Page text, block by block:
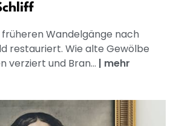
früheren Wandelgänge nach
restauriert. Wie alte Gewölbe
verziert und Bran... | mehr